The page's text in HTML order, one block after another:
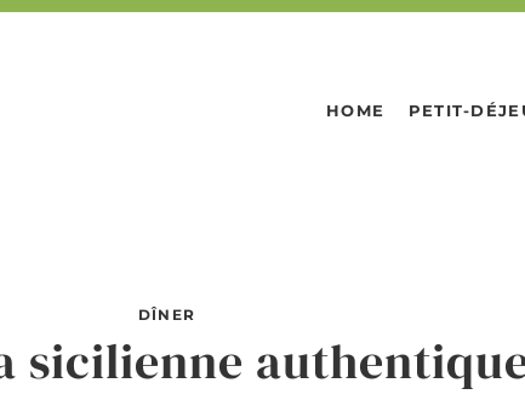
HOME PETIT-
DÎNER
sicilienne